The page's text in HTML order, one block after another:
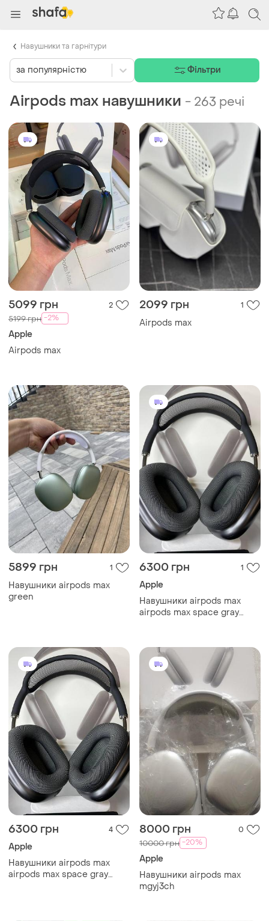
Airpods max навушники - 263 речі
5099 грн 2
5199 грн -2%
Apple
Airpods max
2099 грн 1
Airpods max
5899 грн 1
Навушники airpods max
green
6300 грн 1
Apple
Навушники airpods max
airpods max space gray
apple airpods
6300 грн 4
Apple
Навушники airpods max
airpods max space gray
8000 грн 0
10000 грн -20%
Apple
Навушники airpods max
mgyj3ch
за популярністю Фільтри
Навушники та гарнітури